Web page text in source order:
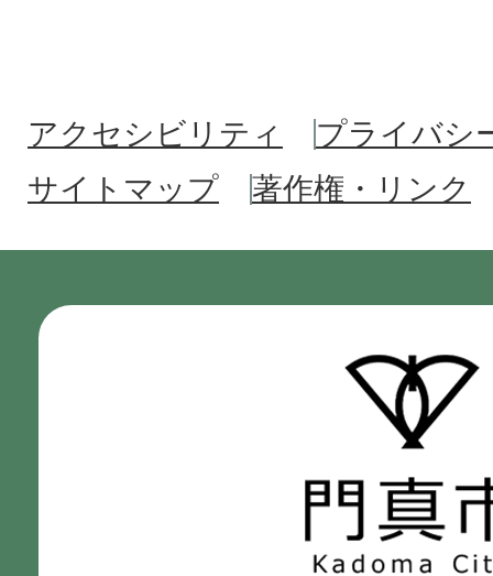
アクセシビリティ
プライバシ
サイトマップ
著作権・リンク
市
Kadoma